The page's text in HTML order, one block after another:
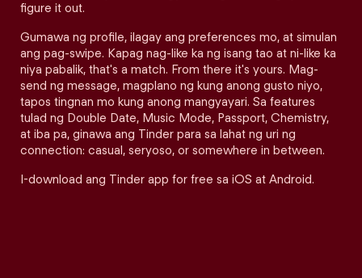
figure it out.
Gumawa ng profile, ilagay ang preferences mo, at simulan
ang pag-swipe. Kapag nag-like ka ng isang tao at ni-like ka
niya pabalik, that's a match. From there it's yours. Mag-
send ng message, magplano ng kung anong gusto niyo,
tapos tingnan mo kung anong mangyayari. Sa features
tulad ng Double Date, Music Mode, Passport, Chemistry,
at iba pa, ginawa ang Tinder para sa lahat ng uri ng
connection: casual, seryoso, or somewhere in between.
I-download ang Tinder app for free sa iOS at Android.